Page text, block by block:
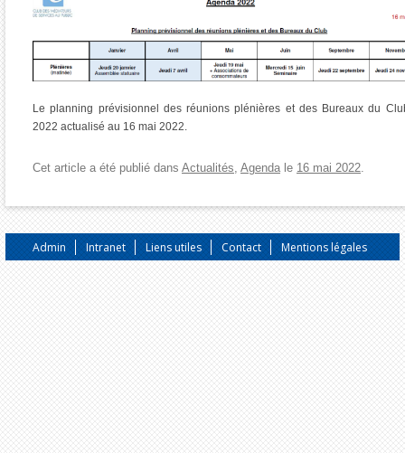
Le planning prévisionnel des réunions plénières et des Bureaux du
2022 actualisé au 16 mai 2022.
Cet article a été publié dans Actualités, Agenda le 16 mai 2022.
Admin Intranet Liens utiles Contact Mentions légales